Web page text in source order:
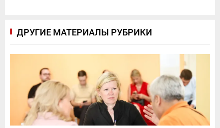
ДРУГИЕ МАТЕРИАЛЫ РУБРИКИ